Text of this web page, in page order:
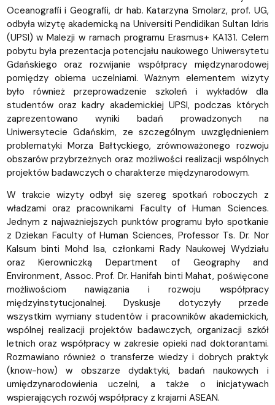
Oceanografii i Geografii, dr hab. Katarzyna Smolarz, prof. UG,
odbyła wizytę akademicką na Universiti Pendidikan Sultan Idris
(UPSI) w Malezji w ramach programu Erasmus+ KA131. Celem
pobytu była prezentacja potencjału naukowego Uniwersytetu
Gdańskiego oraz rozwijanie współpracy międzynarodowej
pomiędzy obiema uczelniami. Ważnym elementem wizyty
było również przeprowadzenie szkoleń i wykładów dla
studentów oraz kadry akademickiej UPSI, podczas których
zaprezentowano wyniki badań prowadzonych na
Uniwersytecie Gdańskim, ze szczególnym uwzględnieniem
problematyki Morza Bałtyckiego, zrównoważonego rozwoju
obszarów przybrzeżnych oraz możliwości realizacji wspólnych
projektów badawczych o charakterze międzynarodowym.
W trakcie wizyty odbył się szereg spotkań roboczych z
władzami oraz pracownikami Faculty of Human Sciences.
Jednym z najważniejszych punktów programu było spotkanie
z Dziekan Faculty of Human Sciences, Professor Ts. Dr. Nor
Kalsum binti Mohd Isa, członkami Rady Naukowej Wydziału
oraz Kierowniczką Department of Geography and
Environment, Assoc. Prof. Dr. Hanifah binti Mahat, poświęcone
możliwościom nawiązania i rozwoju współpracy
międzyinstytucjonalnej. Dyskusje dotyczyły przede
wszystkim wymiany studentów i pracowników akademickich,
wspólnej realizacji projektów badawczych, organizacji szkół
letnich oraz współpracy w zakresie opieki nad doktorantami.
Rozmawiano również o transferze wiedzy i dobrych praktyk
(know-how) w obszarze dydaktyki, badań naukowych i
umiędzynarodowienia uczelni, a także o inicjatywach
wspierających rozwój współpracy z krajami ASEAN.